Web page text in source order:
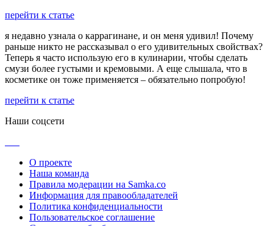
перейти к статье
я недавно узнала о каррагинане, и он меня удивил! Почему
раньше никто не рассказывал о его удивительных свойствах?
Теперь я часто использую его в кулинарии, чтобы сделать
смузи более густыми и кремовыми. А еще слышала, что в
косметике он тоже применяется – обязательно попробую!
перейти к статье
Наши соцсети
О проекте
Наша команда
Правила модерации на Samka.co
Информация для правообладателей
Политика конфиденциальности
Пользовательское соглашение